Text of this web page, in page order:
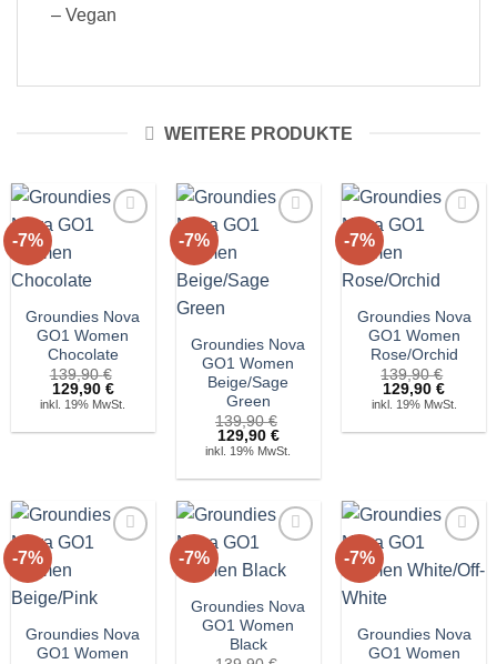
– Vegan
WEITERE PRODUKTE
-7%
Wunschliste!
Groundies Nova
GO1 Women
Chocolate
139,90€
Ursprünglicher
Preis
139,90 €
129,90 €Aktueller
Preis
129,90 €.
inkl. 19% MwSt.
-7%
Wunschliste!
Groundies Nova
GO1 Women
Beige/Sage
Green
139,90€
Ursprünglicher
Preis
139,90 €
129,90 €Aktueller
Preis
129,90 €.
inkl. 19% MwSt.
-7%
Wunschliste!
Groundies Nova
GO1 Women
Rose/Orchid
139,90€
Ursprünglicher
Preis
139,90 €
129,90€
Preis
129,90
inkl. 19% MwSt.
-7%
Wunschliste!
Groundies Nova
GO1 Women
-7%
Wunschliste!
Groundies Nova
GO1 Women
Black
-7%
Wunschliste!
Groundies Nova
GO1 Women